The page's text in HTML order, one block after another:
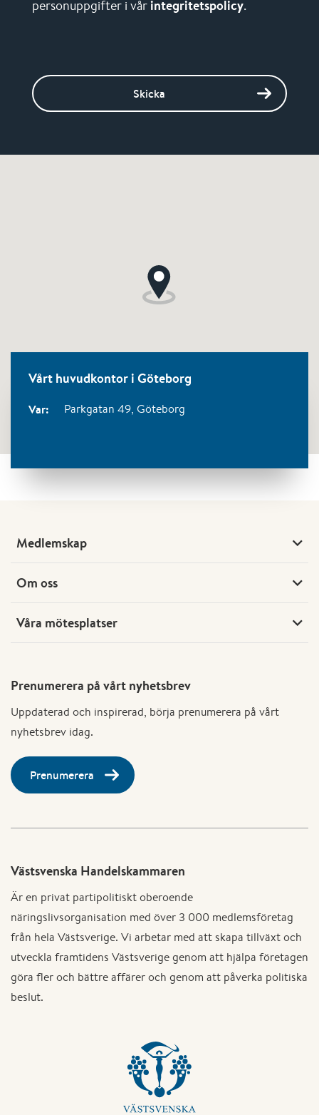
personuppgifter i vårintegritetspolicy.
Skicka
Vårt huvudkontor i Göteborg
Var: Parkgatan 49, Göteborg
Medlemskap
Om oss
Våra mötesplatser
Prenumerera på vårt nyhetsbrev
Uppdaterad och inspirerad, börja prenumerera på vårt
nyhetsbrev idag.
Prenumerera
Västsvenska Handelskammaren
Är en privat partipolitiskt oberoende
näringslivsorganisation med över 3 000 medlemsföretag
från hela Västsverige. Vi arbetar med att skapa tillväxt och
utveckla framtidens Västsverige genom att hjälpa företagen
göra fler och bättre affärer och genom att påverka politiska
beslut.